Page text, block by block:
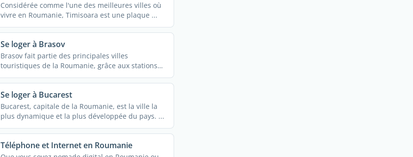
Considérée comme l'une des meilleures villes où
vivre en Roumanie, Timisoara est une plaque ...
Se loger à Brasov
Brasov fait partie des principales villes
touristiques de la Roumanie, grâce aux stations
balnéaires ...
Se loger à Bucarest
Bucarest, capitale de la Roumanie, est la ville la
plus dynamique et la plus développée du pays. ...
Téléphone et Internet en Roumanie